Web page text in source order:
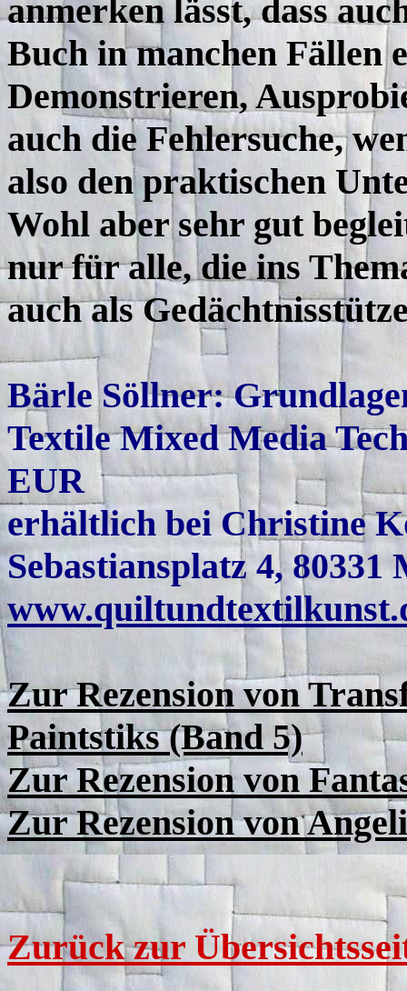
anmerken lässt, dass
Buch in manchen Fällen
Demonstrieren,
auch die Fehlersuche,
also den praktischen
Wohl aber sehr gut
nur für alle, die ins
auch als
Bärle Söllner:
Textile Mixed Media
EUR
erhältlich bei Christine
Sebastiansplatz 4, 80331
Zur Rezension von
Paintstiks (Band 5)
Zur Rezension von
Zur Rezension von
Zurück zur